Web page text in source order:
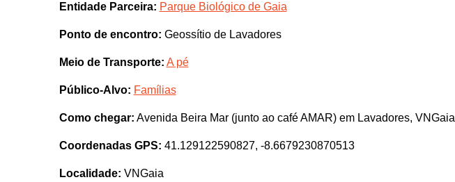
Entidade Parceira: Parque Biológico de Gaia
Ponto de encontro: Geossítio de Lavadores
Meio de Transporte: A pé
Público-Alvo: Famílias
Como chegar: Avenida Beira Mar (junto ao café AMAR) em Lavadores, VNGaia
Coordenadas GPS: 41.129122590827, -8.6679230870513
Localidade: VNGaia